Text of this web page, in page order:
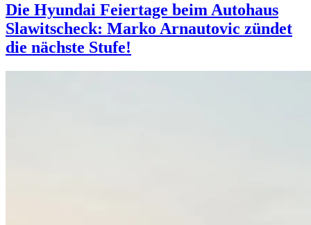
Die Hyundai Feiertage beim Autohaus
Slawitscheck: Marko Arnautovic zündet
die nächste Stufe!